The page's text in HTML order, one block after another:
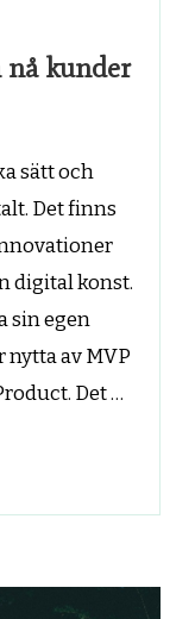
nå kunder
sätt och
Det finns
digital konst.
sin egen
nytta av MVP
Det …